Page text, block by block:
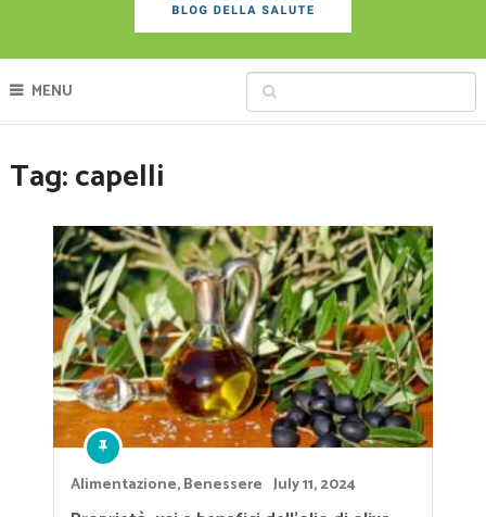
MENU
Tag:capelli
Alimentazione,Benessere July 11, 2024